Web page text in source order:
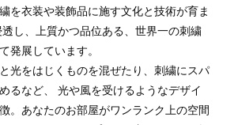
を衣装や装飾品に施す文化と技術が育ま
し、上質かつ品位ある、世界一の刺繍
発展しています。
光をはじくものを混ぜたり、刺繍にスパ
るなど、 光や風を受けるようなデザイ
。あなたのお部屋がワンランク上の空間